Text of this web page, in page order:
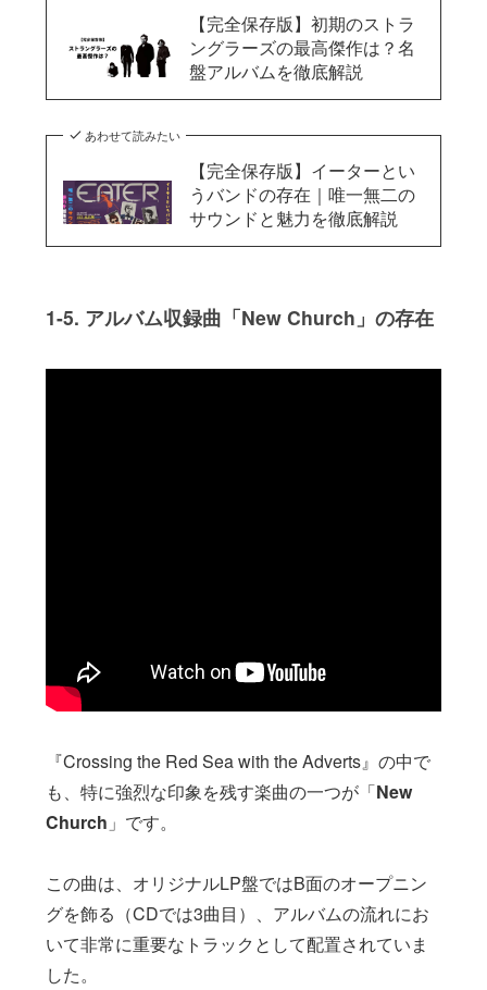
【完全保存版】初期のストラ
ングラーズの最高傑作は？名
盤アルバムを徹底解説
あわせて読みたい
【完全保存版】イーターとい
うバンドの存在｜唯一無二の
サウンドと魅力を徹底解説
1-5. アルバム収録曲「New Church」の存在
『Crossing the Red Sea with the Adverts』の中で
も、特に強烈な印象を残す楽曲の一つが「New
Church 」です。
この曲は、オリジナルLP盤ではB面のオープニン
グを飾る（CDでは3曲目）、アルバムの流れにお
いて非常に重要なトラックとして配置されていま
した。